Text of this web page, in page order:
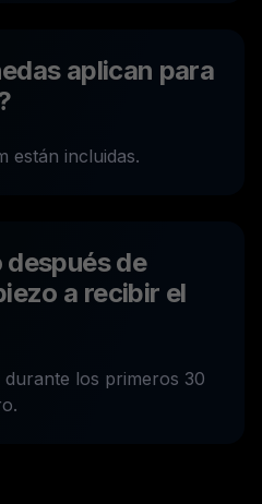
aplican para
están incluidas.
de
a recibir el
los primeros 30